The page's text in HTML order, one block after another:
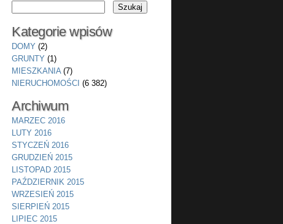
Kategorie wpisów
DOMY (2)
GRUNTY (1)
MIESZKANIA(7)
NIERUCHOMOŚCI (6 382)
Archiwum
MARZEC 2016
LUTY 2016
STYCZEŃ 2016
GRUDZIEŃ 2015
LISTOPAD 2015
PAŹDZIERNIK 2015
WRZESIEŃ 2015
SIERPIEŃ 2015
LIPIEC 2015